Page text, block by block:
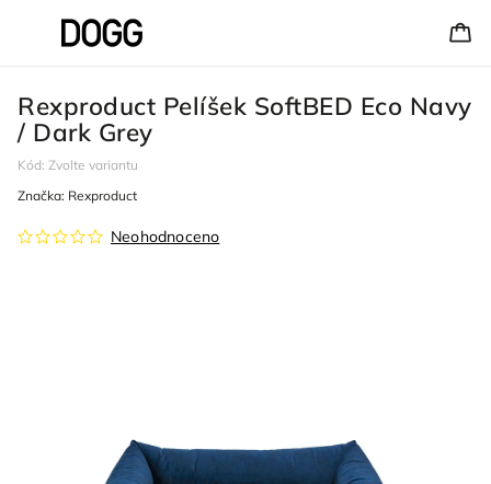
Rexproduct Pelíšek SoftBED Eco Navy
/ Dark Grey
Kód: Zvolte variantu
Neohodnoceno
Značka: Rexproduct